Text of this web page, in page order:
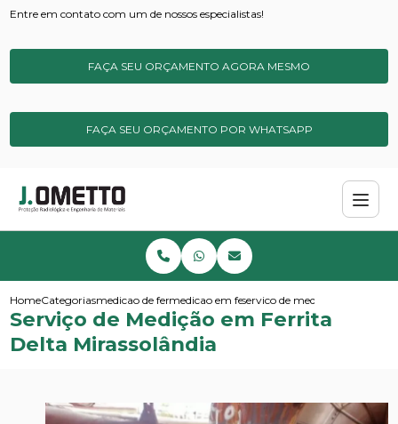
Entre em contato com um de nossos especialistas!
FAÇA SEU ORÇAMENTO AGORA MESMO
FAÇA SEU ORÇAMENTO POR WHATSAPP
HomeCategoriasmedicao de ferritamedicao em ferrita deltaservico de medicao em ferrita
Serviço de Medição em Ferrita
Delta Mirassolândia